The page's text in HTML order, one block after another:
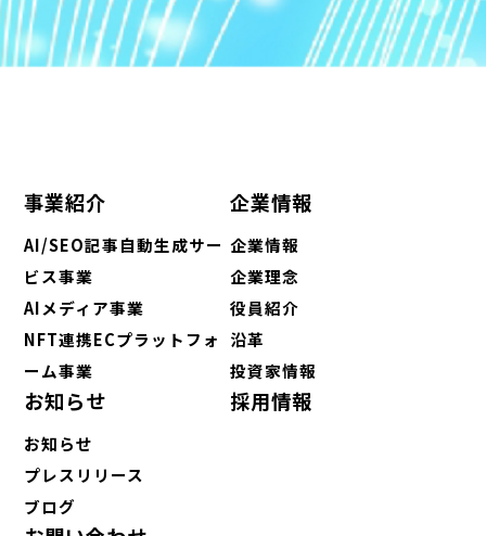
事業紹介
AI/SEO記事自動生成サー
ビス事業
AIメディア事業
NFT連携ECプラットフォ
ーム事業
企業情報
企業情報
企業理念
役員紹介
沿革
投資家情報
お知らせ
お知らせ
プレスリリース
ブログ
採用情報